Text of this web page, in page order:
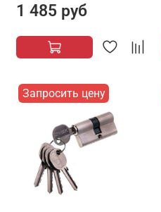
1 485 руб
Запросить цену